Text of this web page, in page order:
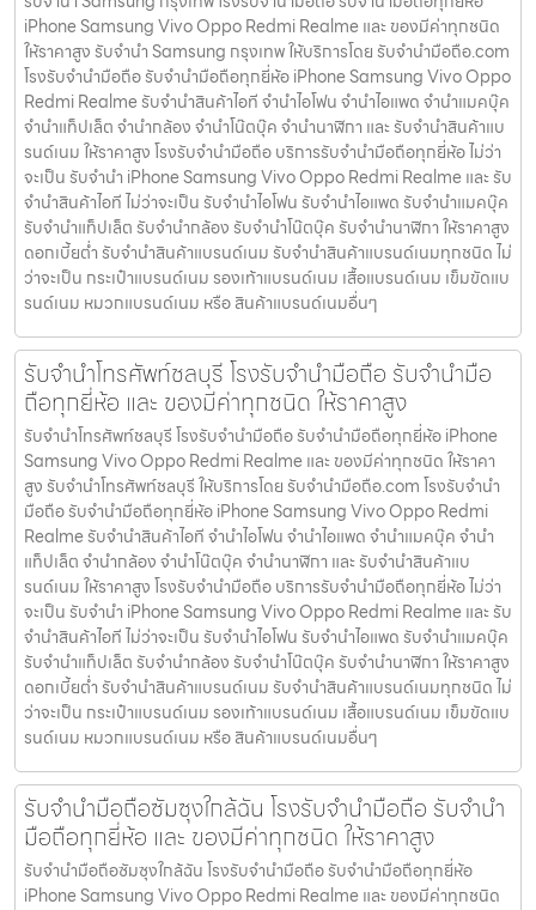
iPhone Samsung Vivo Oppo Redmi Realme และ ของมีค่าทุกชนิด
ให้ราคาสูง รับจำนำ Samsung กรุงเทพ ให้บริการโดย รับจํานํามือถือ.com
โรงรับจำนำมือถือ รับจำนำมือถือทุกยี่ห้อ iPhone Samsung Vivo Oppo
Redmi Realme รับจำนำสินค้าไอที จำนำไอโฟน จำนำไอแพด จำนำแมคบุ๊ค
จำนำแท็ปเล็ต จำนำกล้อง จำนำโน๊ตบุ๊ค จำนำนาฬิกา และ รับจำนำสินค้าแบ
รนด์เนม ให้ราคาสูง โรงรับจำนำมือถือ บริการรับจำนำมือถือทุกยี่ห้อ ไม่ว่า
จะเป็น รับจำนำ iPhone Samsung Vivo Oppo Redmi Realme และ รับ
จำนำสินค้าไอที ไม่ว่าจะเป็น รับจำนำไอโฟน รับจำนำไอแพด รับจำนำแมคบุ๊ค
รับจำนำแท็ปเล็ต รับจำนำกล้อง รับจำนำโน๊ตบุ๊ค รับจำนำนาฬิกา ให้ราคาสูง
ดอกเบี้ยต่ำ รับจำนำสินค้าแบรนด์เนม รับจำนำสินค้าแบรนด์เนมทุกชนิด ไม่
ว่าจะเป็น กระเป๋าแบรนด์เนม รองเท้าแบรนด์เนม เสื้อแบรนด์เนม เข็มขัดแบ
รนด์เนม หมวกแบรนด์เนม หรือ สินค้าแบรนด์เนมอื่นๆ
รับจำนำโทรศัพท์ชลบุรี โรงรับจำนำมือถือ รับจำนำมือ
ถือทุกยี่ห้อ และ ของมีค่าทุกชนิด ให้ราคาสูง
รับจำนำโทรศัพท์ชลบุรี โรงรับจำนำมือถือ รับจำนำมือถือทุกยี่ห้อ iPhone
Samsung Vivo Oppo Redmi Realme และ ของมีค่าทุกชนิด ให้ราคา
สูง รับจำนำโทรศัพท์ชลบุรี ให้บริการโดย รับจํานํามือถือ.com โรงรับจำนำ
มือถือ รับจำนำมือถือทุกยี่ห้อ iPhone Samsung Vivo Oppo Redmi
Realme รับจำนำสินค้าไอที จำนำไอโฟน จำนำไอแพด จำนำแมคบุ๊ค จำนำ
แท็ปเล็ต จำนำกล้อง จำนำโน๊ตบุ๊ค จำนำนาฬิกา และ รับจำนำสินค้าแบ
รนด์เนม ให้ราคาสูง โรงรับจำนำมือถือ บริการรับจำนำมือถือทุกยี่ห้อ ไม่ว่า
จะเป็น รับจำนำ iPhone Samsung Vivo Oppo Redmi Realme และ รับ
จำนำสินค้าไอที ไม่ว่าจะเป็น รับจำนำไอโฟน รับจำนำไอแพด รับจำนำแมคบุ๊ค
รับจำนำแท็ปเล็ต รับจำนำกล้อง รับจำนำโน๊ตบุ๊ค รับจำนำนาฬิกา ให้ราคาสูง
ดอกเบี้ยต่ำ รับจำนำสินค้าแบรนด์เนม รับจำนำสินค้าแบรนด์เนมทุกชนิด ไม่
ว่าจะเป็น กระเป๋าแบรนด์เนม รองเท้าแบรนด์เนม เสื้อแบรนด์เนม เข็มขัดแบ
รนด์เนม หมวกแบรนด์เนม หรือ สินค้าแบรนด์เนมอื่นๆ
รับจำนำมือถือซัมซุงใกล้ฉัน โรงรับจำนำมือถือ รับจำนำ
มือถือทุกยี่ห้อ และ ของมีค่าทุกชนิด ให้ราคาสูง
รับจำนำมือถือซัมซุงใกล้ฉัน โรงรับจำนำมือถือ รับจำนำมือถือทุกยี่ห้อ
iPhone Samsung Vivo Oppo Redmi Realme และ ของมีค่าทุกชนิด